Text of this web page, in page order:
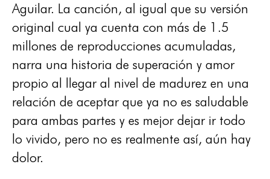
Aguilar. La canción, al igual que su versión
original cual ya cuenta con más de 1.5
millones de reproducciones acumuladas,
narra una historia de superación y amor
propio al llegar al nivel de madurez en una
relación de aceptar que ya no es saludable
para ambas partes y es mejor dejar ir todo
lo vivido, pero no es realmente así, aún hay
dolor.